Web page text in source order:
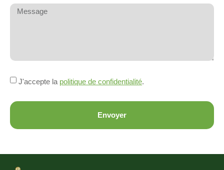
J'accepte la politique de confidentialité
Envoyer